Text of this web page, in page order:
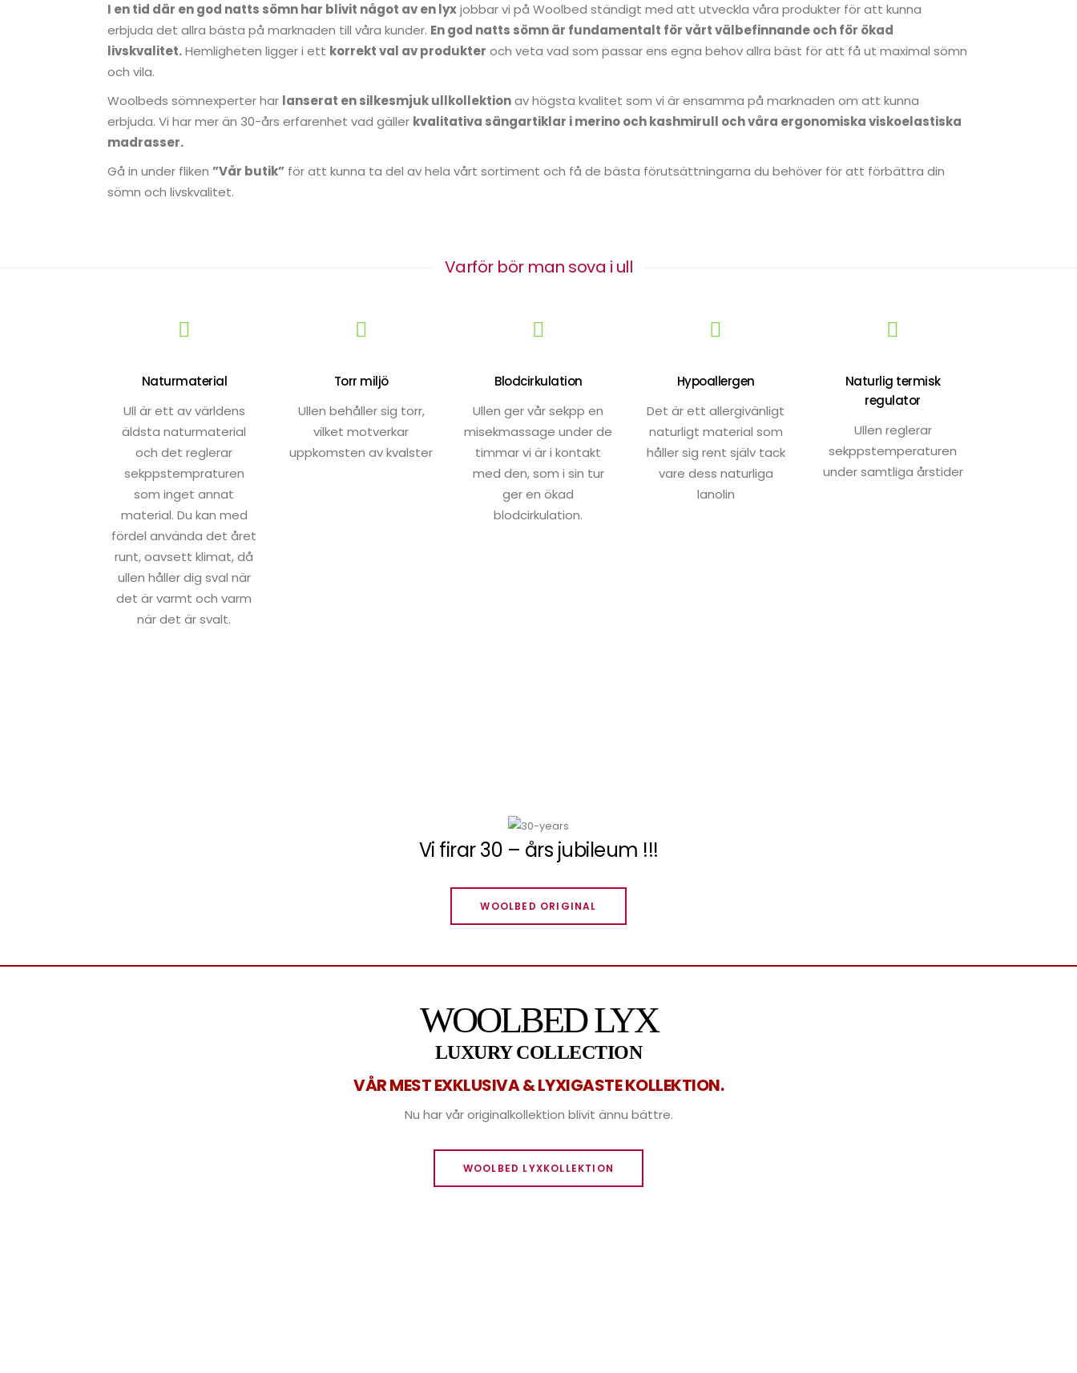
I en tid där en god natts sömn har blivit något av en lyxjobbar vi på Woolbed ständigt med att utveckla våra produkter för att kunna
erbjuda det allra bästa på marknaden till våra kunder. En god natts sömn är fundamentalt för vårt välbefinnande och för ökad
livskvalitet.Hemligheten ligger i ett korrekt val av produkter och veta vad som passar ens egna behov allra bäst för att få ut maximal sömn
och vila.
Woolbeds sömnexperter har lanserat en silkesmjuk ullkollektionav högsta kvalitet som vi är ensamma på marknaden om att kunna
erbjuda. Vi har mer än 30-års erfarenhet vad gäller kvalitativa sängartiklar i merino och kashmirull och våra ergonomiska viskoelastiska
madrasser.
Gå in under fliken ”Vår butik” för att kunna ta del av hela vårt sortiment och få de bästa förutsättningarna du behöver för att förbättra din
sömn och livskvalitet.
Varför bör man sova i ull
Naturmaterial
Ull är ett av världens
äldsta naturmaterial
och det reglerar
sekppstempraturen
som inget annat
material. Du kan med
fördel använda det året
runt, oavsett klimat, då
ullen håller dig sval när
det är varmt och varm
när det är svalt.
Torr miljö
Ullen behåller sig torr,
vilket motverkar
uppkomsten av kvalster
Blodcirkulation
Ullen ger vår sekpp en
misekmassage under de
timmar vi är i kontakt
med den, som i sin tur
ger en ökad
blodcirkulation.
Hypoallergen
Det är ett allergivänligt
naturligt material som
håller sig rent själv tack
vare dess naturliga
lanolin
Naturlig termisk
regulator
Ullen reglerar
sekppstemperaturen
under samtliga årstider
Vi firar 30 – års jubileum !!!
WOOLBED ORIGINAL
WOOLBED LYX
LUXURY COLLECTION
VÅR MEST EXKLUSIVA & LYXIGASTE KOLLEKTION.
Nu har vår originalkollektion blivit ännu bättre.
WOOLBED LYXKOLLEKTION